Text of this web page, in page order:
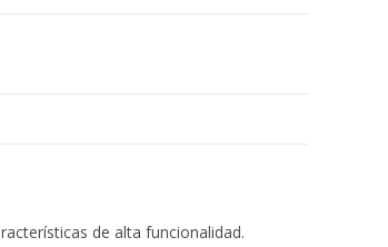
de alta funcionalidad.